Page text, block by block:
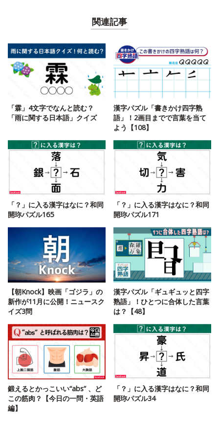
関連記事
「霖」4文字でなんと読む？
「雨に関する日本語」クイズ
漢字パズル「書きかけ四字熟
語」！2画目までで言葉を当て
よう【108】
「？」に入る漢字はなに？和同
開珎パズル165
「？」に入る漢字はなに？和同
開珎パズル171
【朝Knock】映画「ゴジラ」の
新作が11月に公開！ニュースク
イズ3問
漢字パズル「ギュギュッと四字
熟語」！ひとつに合体した言葉
は？【48】
鍛えるとかっこいい“abs” 、ど
この筋肉？【今日の一問・英語
編】
「？」に入る漢字はなに？和同
開珎パズル34